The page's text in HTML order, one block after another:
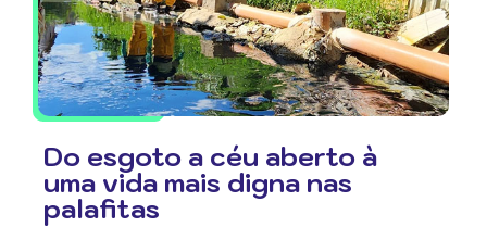
Do esgoto a céu aberto à
uma vida mais digna nas
palafitas